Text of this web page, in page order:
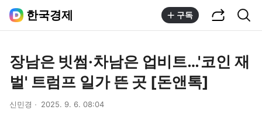
한국경제 구독
장남은 빗썸·차남은 업비트…'코인 재
벌' 트럼프 일가 뜬 곳 [돈앤톡]
신민경 2025. 9. 6. 08:04